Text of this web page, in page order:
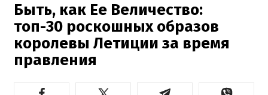
Быть, как Ее Величество:
топ-30 роскошных образов
королевы Летиции за время
правления